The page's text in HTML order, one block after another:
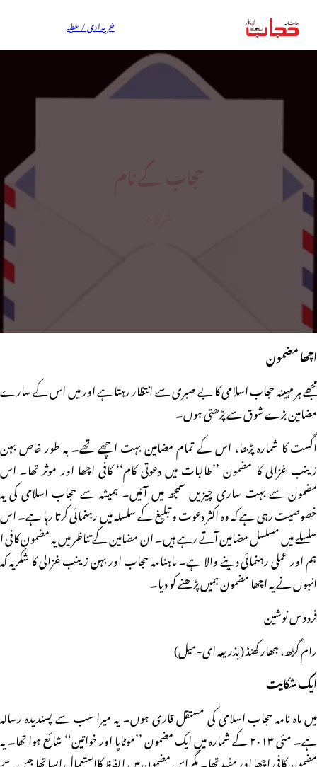
خریداری / عطیہ
اچھا مضمون
مجھے ہر مہینہ حجاب اسلامی کا بے صبری سے انتظار رہتا ہے اور میں اس کے سارے
مضامین بڑے شوق سے پڑھتی ہوں۔
اگست کا شمارہ پڑھا، اس کے تمام مضامین بہت اچھے تھے۔ بہ طور خاص بہن
زینب غزالی کا مضمون ’’طالبات میں دعوتی کام‘‘ کافی اچھا اور موثر تھا۔ اس
مضمون سے بہت ساری چیزیں سمجھ میں آئیں۔ ہمیشہ سے حجاب اسلامی کی یہ
خصوصیت رہی ہے کہ وہ اکثر دعوت و تبلیغ کے سلسلہ میں رہنمائی کرتا رہا ہے۔ اس
سلسلے میں مسلسل مضامین آتے رہے ہیں۔ ان مضامین کے تناظر میں یہ مضمون کافی ا
ہم اور عملی رہنمائی دینے والا ہے۔ ماہنامہ حجاب اور بہن زینب غزالی کا شکریہ کہ
انہوں نے یہ اچھا مضمون ہمیں پڑھنے کو دیا۔
فردوس نوشین
رام گڑھ، جھار کھنڈ (بذریعہ ای-میل)
ایک شکایت
میں ماہ نامہ حجاب اسلامی کی مستقل قاری ہوں۔ یہ میرا سب سے پسندیدہ رسالہ
ہے۔ مئی ۲۰۱۳ کے شمارہ میں ایک مضمون ’’موٹاپا اور خواتین‘‘ شائع ہوا تھا۔ یہ
مضمون کافی اچھا اور مفید تھا۔ مگر اس مضمون میں الفاظ کااستعمال ایسا تھا جس سے